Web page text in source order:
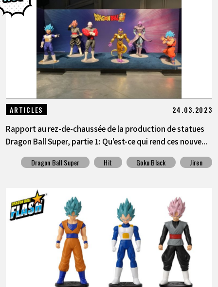
ARTICLES 24.03.2023
Rapport au rez-de-chaussée de la production de statues
Dragon Ball Super, partie 1: Qu'est-ce qui rend ces nouve...
Dragon Ball Super Hit Goku Black Jiren